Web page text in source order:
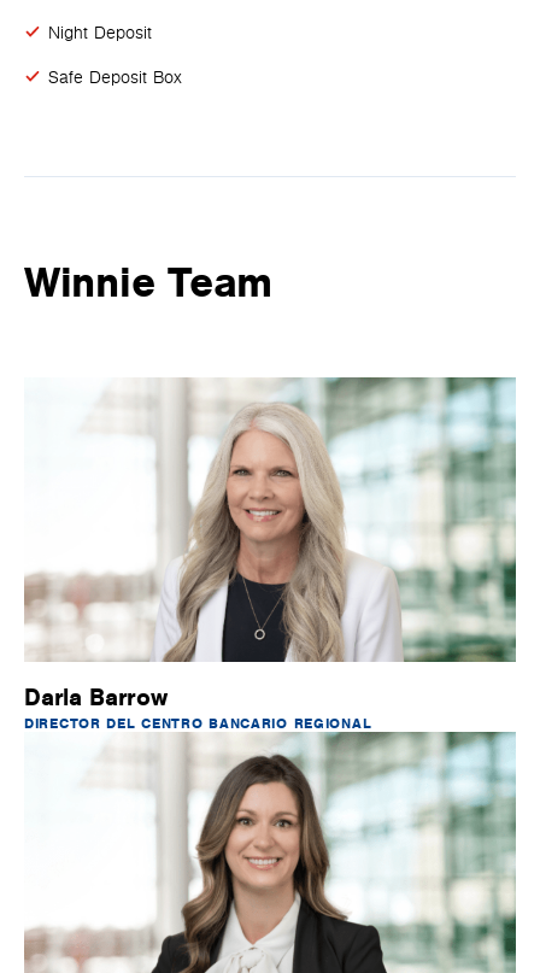
Night Deposit
Safe Deposit Box
Winnie Team
Darla Barrow
DIRECTOR DEL CENTRO BANCARIO REGIONAL